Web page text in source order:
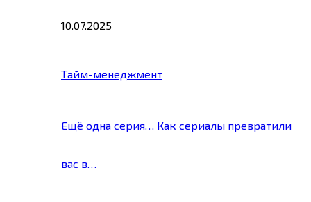
10.07.2025
Тайм-менеджмент
Ещё одна серия… Как сериалы превратили
вас в…